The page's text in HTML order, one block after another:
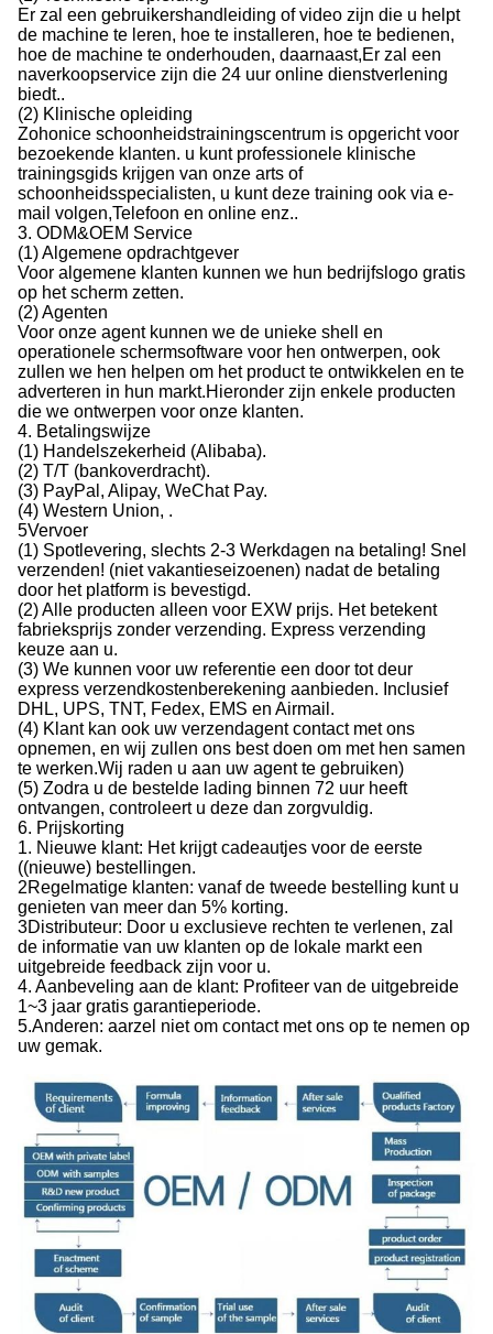
Er zal een gebruikershandleiding of video zijn die u helpt
de machine te leren, hoe te installeren, hoe te bedienen,
hoe de machine te onderhouden, daarnaast,Er zal een
naverkoopservice zijn die 24 uur online dienstverlening
biedt..
(2) Klinische opleiding
Zohonice schoonheidstrainingscentrum is opgericht voor
bezoekende klanten. u kunt professionele klinische
trainingsgids krijgen van onze arts of
schoonheidsspecialisten, u kunt deze training ook via e-
mail volgen,Telefoon en online enz..
3. ODM&OEM Service
(1) Algemene opdrachtgever
Voor algemene klanten kunnen we hun bedrijfslogo gratis
op het scherm zetten.
(2) Agenten
Voor onze agent kunnen we de unieke shell en
operationele schermsoftware voor hen ontwerpen, ook
zullen we hen helpen om het product te ontwikkelen en te
adverteren in hun markt.Hieronder zijn enkele producten
die we ontwerpen voor onze klanten.
4. Betalingswijze
(1) Handelszekerheid (Alibaba).
(2) T/T (bankoverdracht).
(3) PayPal, Alipay, WeChat Pay.
(4) Western Union, .
5Vervoer
(1) Spotlevering, slechts 2-3 Werkdagen na betaling! Snel
verzenden! (niet vakantieseizoenen) nadat de betaling
door het platform is bevestigd.
(2) Alle producten alleen voor EXW prijs. Het betekent
fabrieksprijs zonder verzending. Express verzending
keuze aan u.
(3) We kunnen voor uw referentie een door tot deur
express verzendkostenberekening aanbieden. Inclusief
DHL, UPS, TNT, Fedex, EMS en Airmail.
(4) Klant kan ook uw verzendagent contact met ons
opnemen, en wij zullen ons best doen om met hen samen
te werken.Wij raden u aan uw agent te gebruiken)
(5) Zodra u de bestelde lading binnen 72 uur heeft
ontvangen, controleert u deze dan zorgvuldig.
6. Prijskorting
1. Nieuwe klant: Het krijgt cadeautjes voor de eerste
((nieuwe) bestellingen.
2Regelmatige klanten: vanaf de tweede bestelling kunt u
genieten van meer dan 5% korting.
3Distributeur: Door u exclusieve rechten te verlenen, zal
de informatie van uw klanten op de lokale markt een
uitgebreide feedback zijn voor u.
4. Aanbeveling aan de klant: Profiteer van de uitgebreide
1~3 jaar gratis garantieperiode.
5.Anderen: aarzel niet om contact met ons op te nemen op
uw gemak.